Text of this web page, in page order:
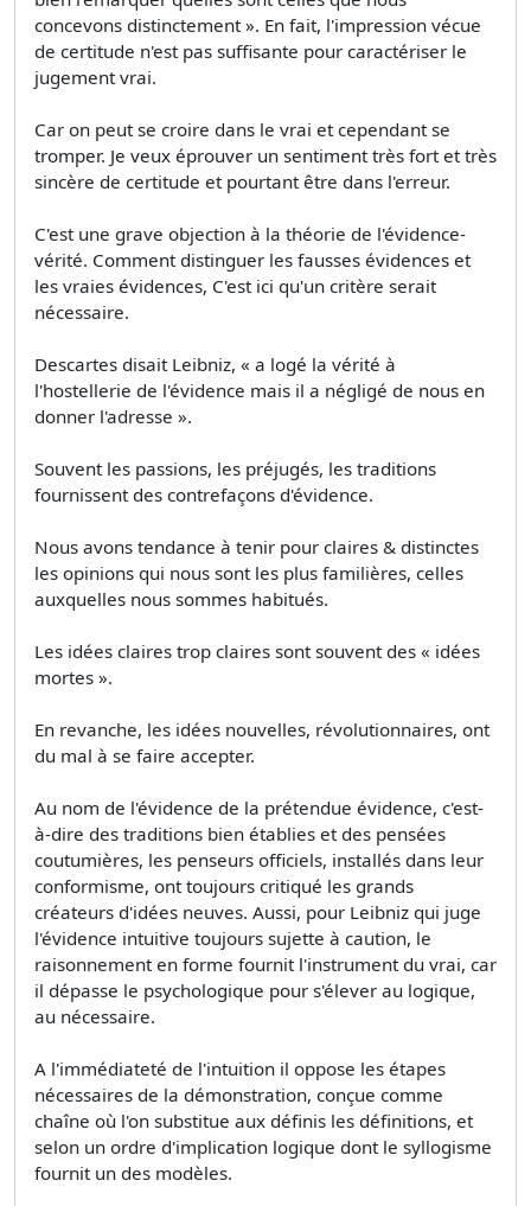
concevons distinctement ». En fait, l'impression vécue
de certitude n'est pas suffisante pour caractériser le
jugement vrai.
Car on peut se croire dans le vrai et cependant se
tromper. Je veux éprouver un sentiment très fort et très
sincère de certitude et pourtant être dans l'erreur.
C'est une grave objection à la théorie de l'évidence-
vérité. Comment distinguer les fausses évidences et
les vraies évidences, C'est ici qu'un critère serait
nécessaire.
Descartes disait Leibniz, « a logé la vérité à
l'hostellerie de l'évidence mais il a négligé de nous en
donner l'adresse ».
Souvent les passions, les préjugés, les traditions
fournissent des contrefaçons d'évidence.
Nous avons tendance à tenir pour claires & distinctes
les opinions qui nous sont les plus familières, celles
auxquelles nous sommes habitués.
Les idées claires trop claires sont souvent des « idées
mortes ».
En revanche, les idées nouvelles, révolutionnaires, ont
du mal à se faire accepter.
Au nom de l'évidence de la prétendue évidence, c'est-
à-dire des traditions bien établies et des pensées
coutumières, les penseurs officiels, installés dans leur
conformisme, ont toujours critiqué les grands
créateurs d'idées neuves. Aussi, pour Leibniz qui juge
l'évidence intuitive toujours sujette à caution, le
raisonnement en forme fournit l'instrument du vrai, car
il dépasse le psychologique pour s'élever au logique,
au nécessaire.
A l'immédiateté de l'intuition il oppose les étapes
nécessaires de la démonstration, conçue comme
chaîne où l'on substitue aux définis les définitions, et
selon un ordre d'implication logique dont le syllogisme
fournit un des modèles.